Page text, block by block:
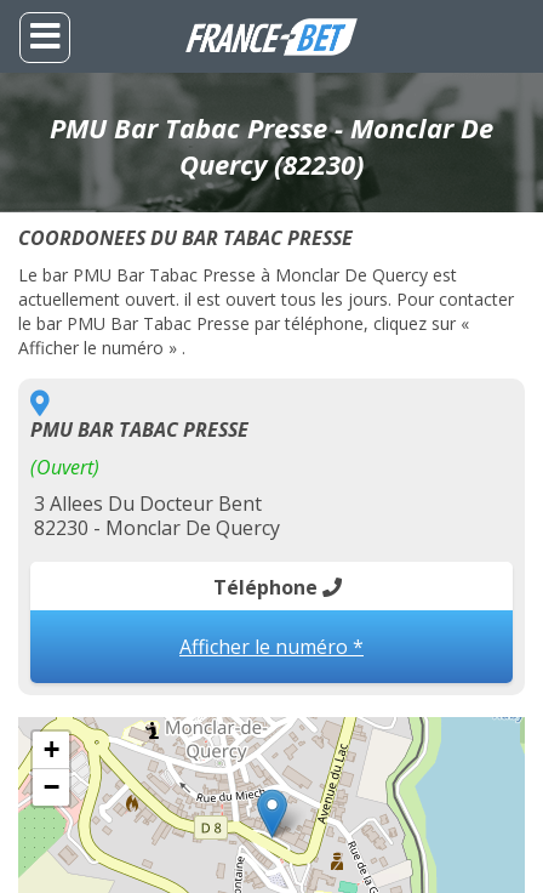
PMU Bar Tabac Presse - Monclar De
Quercy (82230)
COORDONEES DU BAR TABAC PRESSE
Le bar PMU Bar Tabac Presse à Monclar De Quercy est
actuellement ouvert. il est ouvert tous les jours. Pour contacter
le bar PMU Bar Tabac Presse par téléphone, cliquez sur «
Afficher le numéro » .
PMU BAR TABAC PRESSE
(Ouvert)
3 Allees Du Docteur Bent
82230 - Monclar De Quercy
Téléphone
Afficher le numéro *
+
−